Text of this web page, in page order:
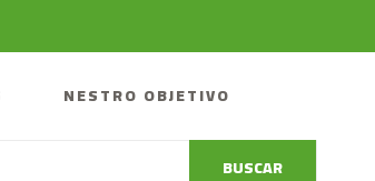
NESTRO OBJETIVO
BUSCAR